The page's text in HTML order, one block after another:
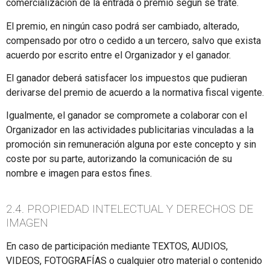
comercialización de la entrada o premio según se trate.
El premio, en ningún caso podrá ser cambiado, alterado,
compensado por otro o cedido a un tercero, salvo que exista
acuerdo por escrito entre el Organizador y el ganador.
El ganador deberá satisfacer los impuestos que pudieran
derivarse del premio de acuerdo a la normativa fiscal vigente.
Igualmente, el ganador se compromete a colaborar con el
Organizador en las actividades publicitarias vinculadas a la
promoción sin remuneración alguna por este concepto y sin
coste por su parte, autorizando la comunicación de su
nombre e imagen para estos fines.
2.4. PROPIEDAD INTELECTUAL Y DERECHOS DE
IMAGEN
En caso de participación mediante TEXTOS, AUDIOS,
VIDEOS, FOTOGRAFÍAS o cualquier otro material o contenido